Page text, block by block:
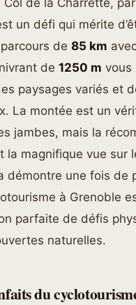
un défi qui mérite
de85 km
de1250 m vous
paysages variés et
La montée est un
jambes, mais la
la magnifique vue sur
démontre une fois de
à Grenoble
parfaite de défis
naturelles.
du